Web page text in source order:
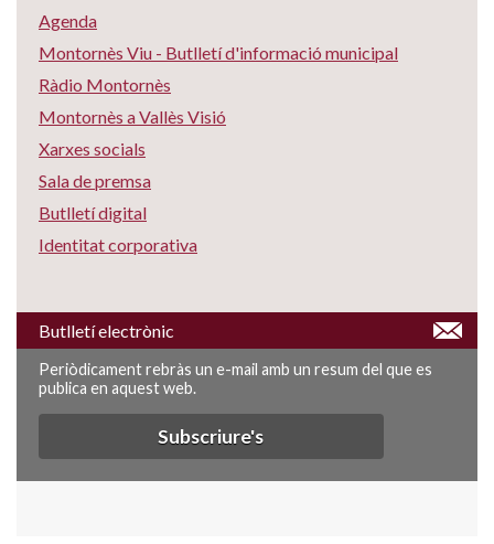
Agenda
Montornès Viu - Butlletí d'informació municipal
Ràdio Montornès
Montornès a Vallès Visió
Xarxes socials
Sala de premsa
Butlletí digital
Identitat corporativa
Butlletí electrònic
Periòdicament rebràs un e-mail amb un resum del que es
publica en aquest web.
Subscriure's